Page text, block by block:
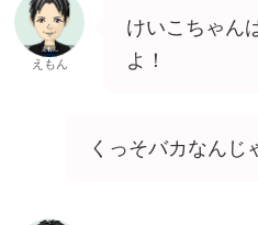
えもん
けいこちゃん
よ！
くっそバカなんじ